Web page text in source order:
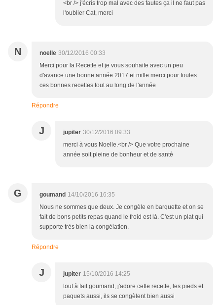
<br /> j'écris trop mal avec des fautes ça il ne faut pas
l'oublier Cat, merci
N noelle 30/12/2016 00:33
Merci pour la Recette et je vous souhaite avec un peu
d'avance une bonne année 2017 et mille merci pour toutes
ces bonnes recettes tout au long de l'année
Répondre
J jupiter 30/12/2016 09:33
merci à vous Noelle.<br /> Que votre prochaine
année soit pleine de bonheur et de santé
G goumand 14/10/2016 16:35
Nous ne sommes que deux. Je congèle en barquette et on se
fait de bons petits repas quand le froid est là. C'est un plat qui
supporte très bien la congèlation.
Répondre
J jupiter 15/10/2016 14:25
tout à fait goumand, j'adore cette recette, les pieds et
paquets aussi, ils se congèlent bien aussi